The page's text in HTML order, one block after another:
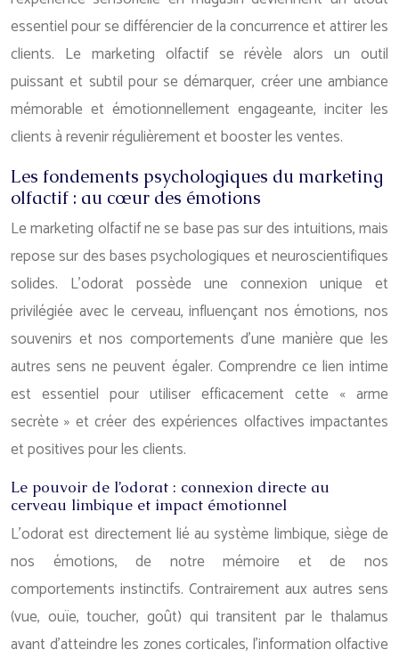
essentiel pour se différencier de la concurrence et attirer les
clients. Le marketing olfactif se révèle alors un outil
puissant et subtil pour se démarquer, créer une ambiance
mémorable et émotionnellement engageante, inciter les
clients à revenir régulièrement et booster les ventes.
Les fondements psychologiques du marketing
olfactif : au cœur des émotions
Le marketing olfactif ne se base pas sur des intuitions, mais
repose sur des bases psychologiques et neuroscientifiques
solides. L’odorat possède une connexion unique et
privilégiée avec le cerveau, influençant nos émotions, nos
souvenirs et nos comportements d’une manière que les
autres sens ne peuvent égaler. Comprendre ce lien intime
est essentiel pour utiliser efficacement cette « arme
secrète » et créer des expériences olfactives impactantes
et positives pour les clients.
Le pouvoir de l’odorat : connexion directe au
cerveau limbique et impact émotionnel
L’odorat est directement lié au système limbique, siège de
nos émotions, de notre mémoire et de nos
comportements instinctifs. Contrairement aux autres sens
(vue, ouïe, toucher, goût) qui transitent par le thalamus
avant d’atteindre les zones corticales, l’information olfactive